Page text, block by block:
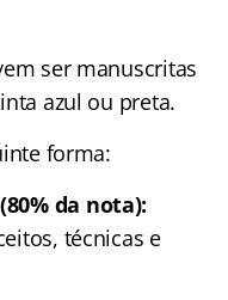
ser manuscritas
azul ou preta.
forma:
da nota):
técnicas e